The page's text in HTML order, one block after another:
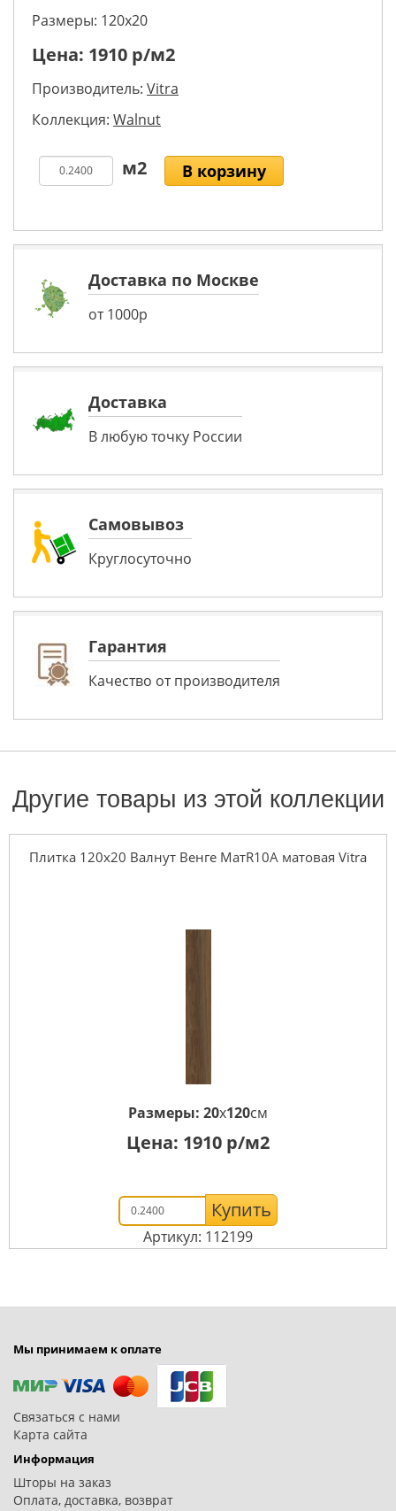
Размеры: 120х20
Цена: 1910 р/м2
Производитель: Vitra
Коллекция: Walnut
В корзину
Доставка по Москве
от 1000р
Доставка
В любую точку России
Самовывоз
Круглосуточно
Гарантия
Качество от производителя
Другие товары из этой коллекции
Плитка 120x20 Валнут Венге МатR10A матовая Vitra
Размеры: 20x120см
Цена: 1910 р/м2
Купить
Артикул: 112199
Мы принимаем к оплате
Связаться с нами
Карта сайта
Информация
Шторы на заказ
Оплата, доставка, возврат